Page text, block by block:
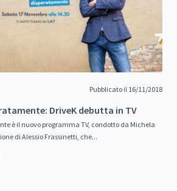
Pubblicato il 16/11/2018
DriveK debutta in TV
è il nuovo programma TV, condotto da Michela
di Alessio Frassinetti, che...